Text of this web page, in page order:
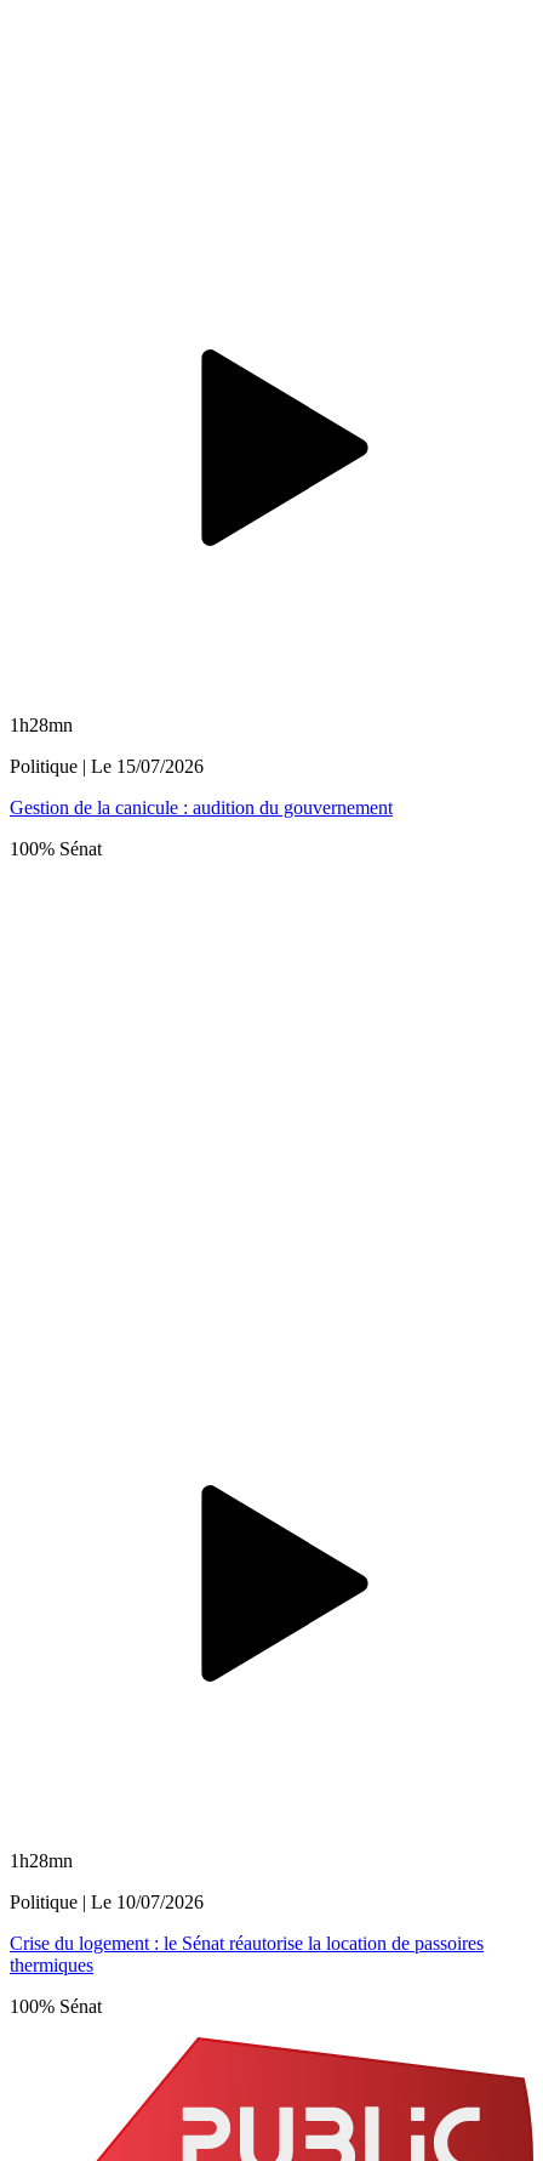
1h28mn
Politique | Le 15/07/2026
Gestion de la canicule : audition du gouvernement
100% Sénat
1h28mn
Politique | Le 10/07/2026
Crise du logement : le Sénat réautorise la location de passoires
thermiques
100% Sénat